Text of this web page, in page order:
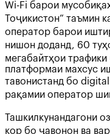
Wi-Fi барои
Тоҷикистон” таъмин
оператор барои
нишон доданд, 60
мегабайтҳои
платформаи махсус
тавонистанд бо
рақамии оператор
Ташкилкунандагони
кор бо ҷавонон ва